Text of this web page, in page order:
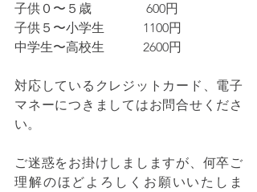
子供０〜５歳　　　　 600円
子供５〜小学生　　　1100円
中学生〜高校生　　　2600円
対応しているクレジットカード、電子
マネーにつきましてはお問合せくださ
い。
ご迷惑をお掛けしましますが、何卒ご
理解のほどよろしくお願いいたしま